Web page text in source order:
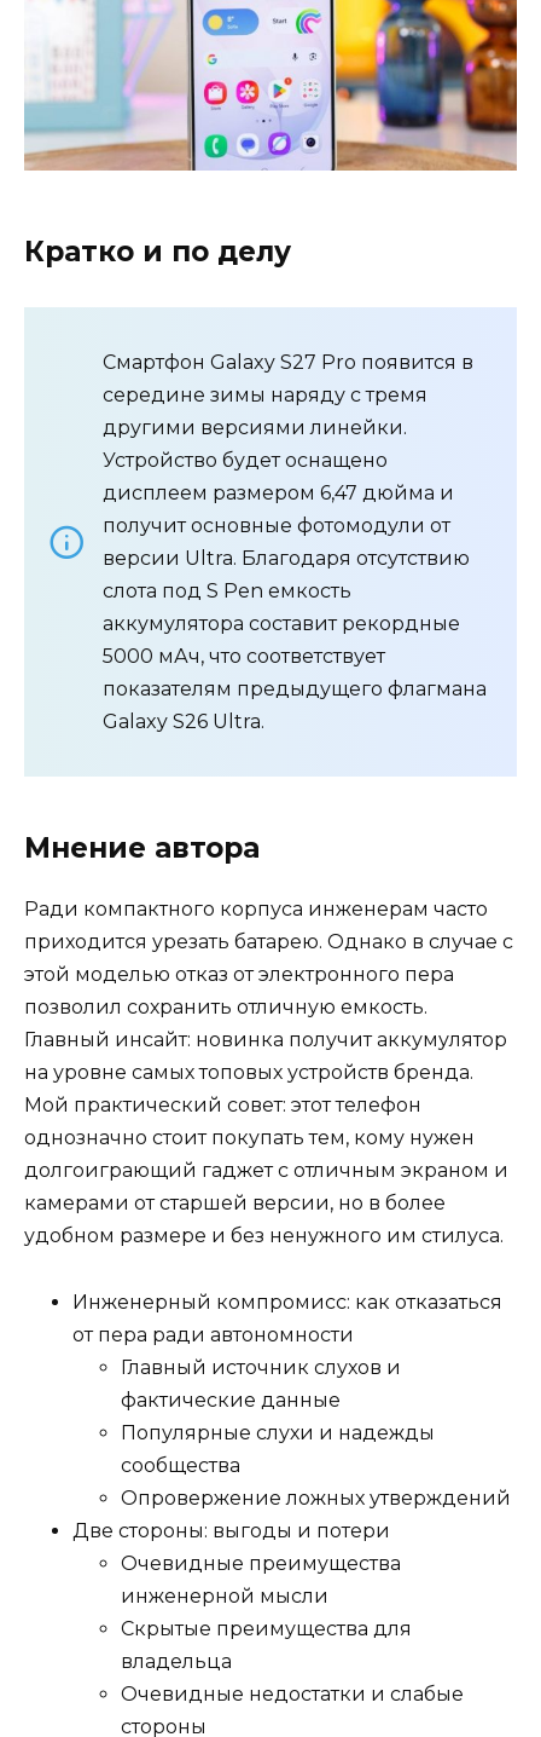
Кратко и по делу
Смартфон Galaxy S27 Pro появится в
середине зимы наряду с тремя
другими версиями линейки.
Устройство будет оснащено
дисплеем размером 6,47 дюйма и
получит основные фотомодули от
версии Ultra. Благодаря отсутствию
слота под S Pen емкость
аккумулятора составит рекордные
5000 мАч, что соответствует
показателям предыдущего флагмана
Galaxy S26 Ultra.
Мнение автора
Ради компактного корпуса инженерам часто
приходится урезать батарею. Однако в случае с
этой моделью отказ от электронного пера
позволил сохранить отличную емкость.
Главный инсайт: новинка получит аккумулятор
на уровне самых топовых устройств бренда.
Мой практический совет: этот телефон
однозначно стоит покупать тем, кому нужен
долгоиграющий гаджет с отличным экраном и
камерами от старшей версии, но в более
удобном размере и без ненужного им стилуса.
Инженерный компромисс: как отказаться
от пера ради автономности
Главный источник слухов и
фактические данные
Популярные слухи и надежды
сообщества
Опровержение ложных утверждений
Две стороны: выгоды и потери
Очевидные преимущества
инженерной мысли
Скрытые преимущества для
владельца
Очевидные недостатки и слабые
стороны